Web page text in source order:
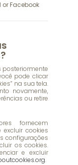
or Facebook
posteriormente
pode clicar
na sua tela.
novamente,
ou retire
fornecem
cookies
configurações
os cookies.
e excluir
.